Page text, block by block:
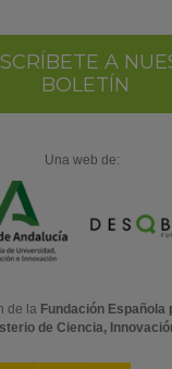
A
BOLETÍN
Una web de:
de la Fundación Española
de Ciencia,